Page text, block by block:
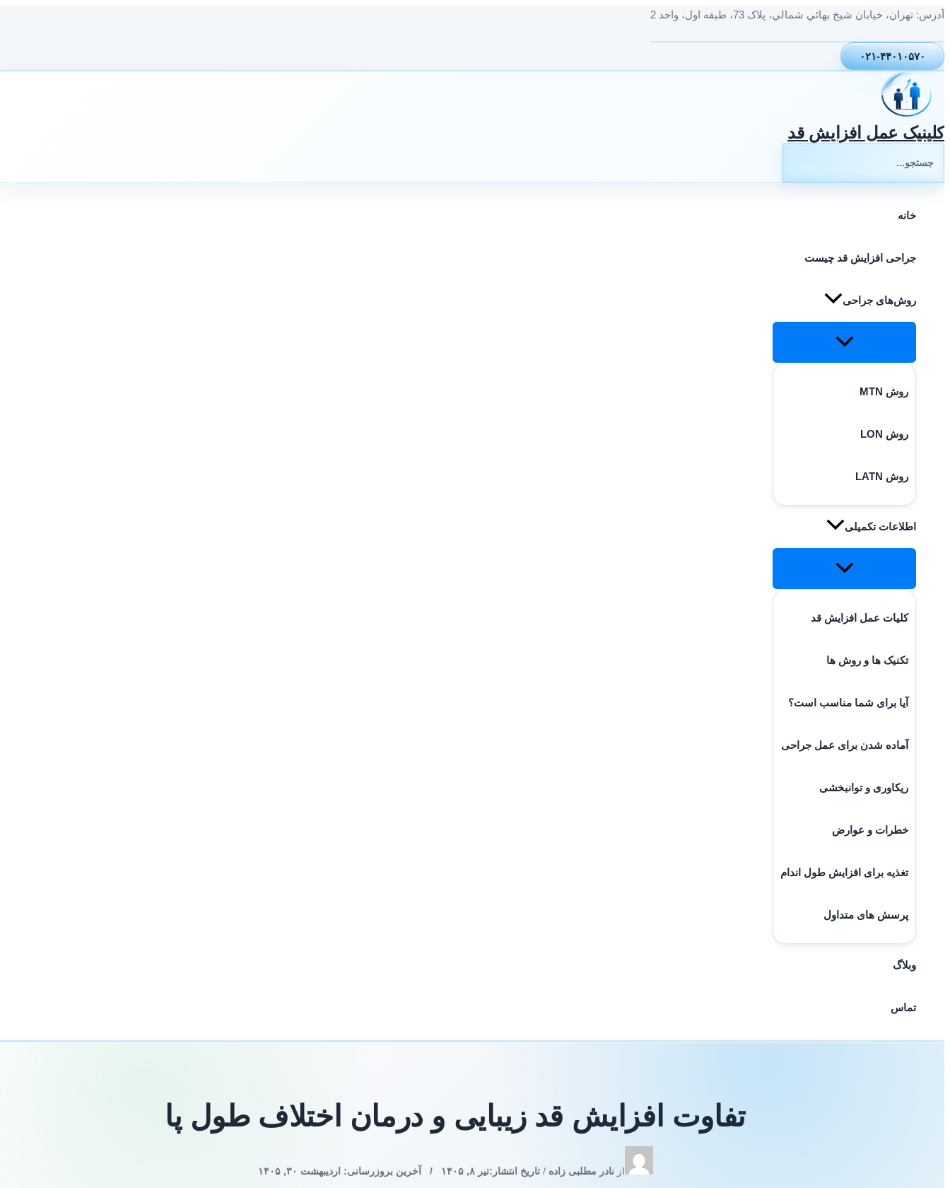
پرش
محتوا
آدرس: تهران، خيابان شيخ بهائي شمالي، پلاک 73، طبقه اول، واحد 2
۰۲۱-۴۴۰۱۰۵۷۰
کلینیک عمل افزایش قد
خانه
جراحی افزایش قد چیست
روش‌های جراحی
روش MTN
روش LON
روش LATN
اطلاعات تکمیلی
کلیات عمل افزایش قد
تکنیک ها و روش ها
آیا برای شما مناسب است؟
آماده شدن برای عمل جراحی
ریکاوری و توانبخشی
خطرات و عوارض
تغذیه برای افزایش طول اندام
پرسش های متداول
وبلاگ
تماس
تفاوت افزایش قد زیبایی و درمان اختلاف طول پا
از نادر مطلبی زاده/تاریخ انتشار:تیر ۸, ۱۴۰۵ / آخرین بروزرسانی: اردیبهشت ۳۰, ۱۴۰۵